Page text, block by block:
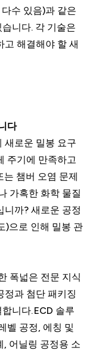
수 있음)과 같은
니다. 각 기술은
고 해결해야 할 새
다
새로운 밀봉 요구
주기에 만족하고
챔버 오염 문제
가혹한 화학 물질
니까? 새로운 공정
)으로 인해 밀봉 관
폭넓은 전문 지식
정과 첨단 패키징
니다. ECD 솔루
벨 공정, 에칭 및
, 어닐링 공정용 소